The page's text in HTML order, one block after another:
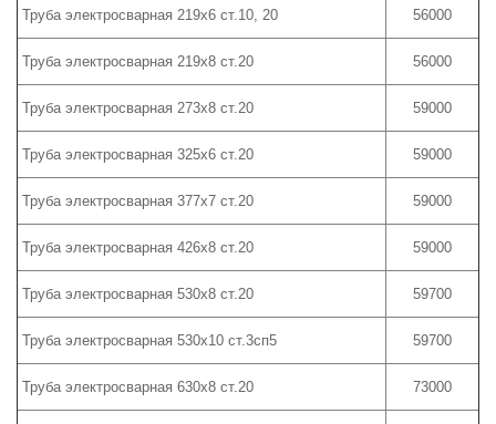
Труба электросварная 219х6 ст.10, 20 56000
Труба электросварная 219х8 ст.20 56000
Труба электросварная 273х8 ст.20 59000
Труба электросварная 325х6 ст.20 59000
Труба электросварная 377х7 ст.20 59000
Труба электросварная 426х8 ст.20 59000
Труба электросварная 530х8 ст.20 59700
Труба электросварная 530х10 ст.3сп5 59700
Труба электросварная 630х8 ст.20 73000